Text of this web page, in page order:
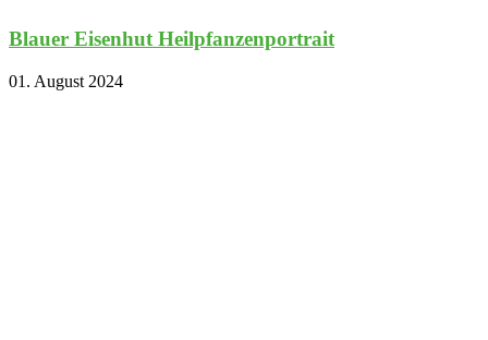
Blauer Eisenhut Heilpfanzenportrait
01. August 2024